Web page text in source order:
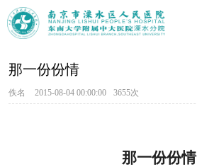
那一份份情
佚名 2015-08-04 00:00:00 3655次
那一份份情